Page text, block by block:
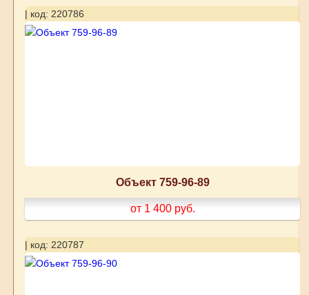
| код: 220786
Объект 759-96-89
от 1 400 руб.
| код: 220787